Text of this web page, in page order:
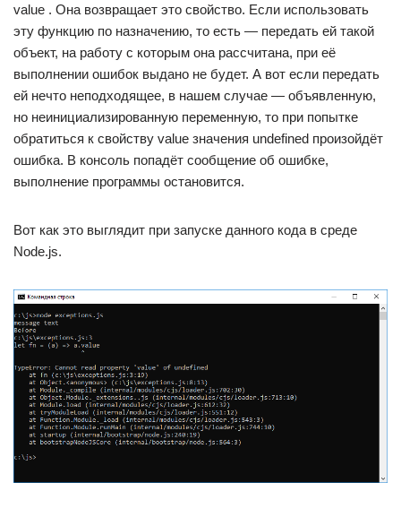
value . Она возвращает это свойство. Если использовать
эту функцию по назначению, то есть — передать ей такой
объект, на работу с которым она рассчитана, при её
выполнении ошибок выдано не будет. А вот если передать
ей нечто неподходящее, в нашем случае — объявленную,
но неинициализированную переменную, то при попытке
обратиться к свойству value значения undefined произойдёт
ошибка. В консоль попадёт сообщение об ошибке,
выполнение программы остановится.
Вот как это выглядит при запуске данного кода в среде
Node.js.